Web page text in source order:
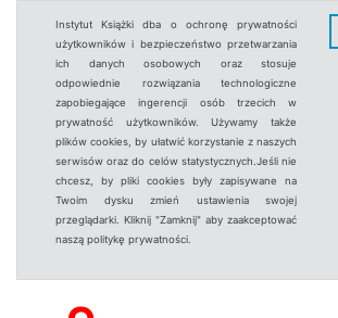
Instytut Książki dba o ochronę prywatności
użytkowników i bezpieczeństwo przetwarzania
ich danych osobowych oraz stosuje
odpowiednie rozwiązania technologiczne
zapobiegające ingerencji osób trzecich w
prywatność użytkowników. Używamy także
plików cookies, by ułatwić korzystanie z naszych
serwisów oraz do celów statystycznych.Jeśli nie
chcesz, by pliki cookies były zapisywane na
Twoim dysku zmień ustawienia swojej
przeglądarki. Kliknij "Zamknij" aby zaakceptować
naszą politykę prywatności.